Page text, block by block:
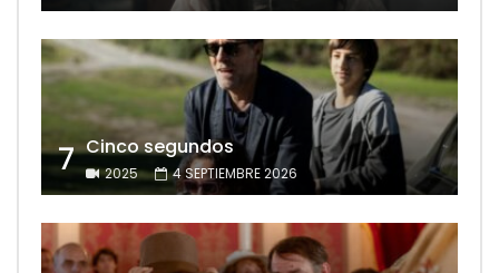
7 Cinco segundos
2025 4 SEPTIEMBRE 2026